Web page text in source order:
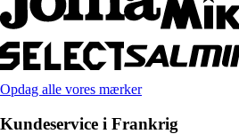
Opdag alle vores mærker
Kundeservice i Frankrig